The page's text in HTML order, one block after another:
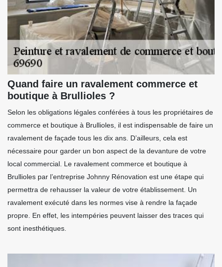
Quand faire un ravalement commerce et
boutique à Brullioles ?
Selon les obligations légales conférées à tous les propriétaires de
commerce et boutique à Brullioles, il est indispensable de faire un
ravalement de façade tous les dix ans. D’ailleurs, cela est
nécessaire pour garder un bon aspect de la devanture de votre
local commercial. Le ravalement commerce et boutique à
Brullioles par l’entreprise Johnny Rénovation est une étape qui
permettra de rehausser la valeur de votre établissement. Un
ravalement exécuté dans les normes vise à rendre la façade
propre. En effet, les intempéries peuvent laisser des traces qui
sont inesthétiques.